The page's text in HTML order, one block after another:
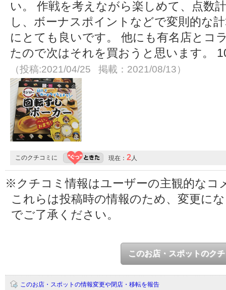
い。 作戦を考えながら楽しめて、点数
し、ボーナスポイントなどで変則的な
にとても良いです。 他にも有名店とコ
たので次はそれを買おうと思います。
（投稿:2021/04/25 掲載：2021/08/13）
このクチコミに 現在： 2人
※クチコミ情報はユーザーの主観的なコ
これらは投稿時の情報のため、変更に
でご了承ください。
このお店・スポットのク
このお店・スポットの情報変更や閉店・移転を報告